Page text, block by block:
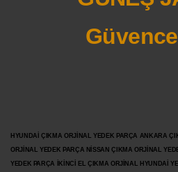
HYUNDAİ ÇIKMA ORJİNAL YEDEK PARÇA ANKARA
ORJİNAL YEDEK PARÇA NİSSAN ÇIKMA ORJİNAL
YEDEK PARÇA İKİNCİ EL ÇIKMA ORJİNAL HYUNDAİ